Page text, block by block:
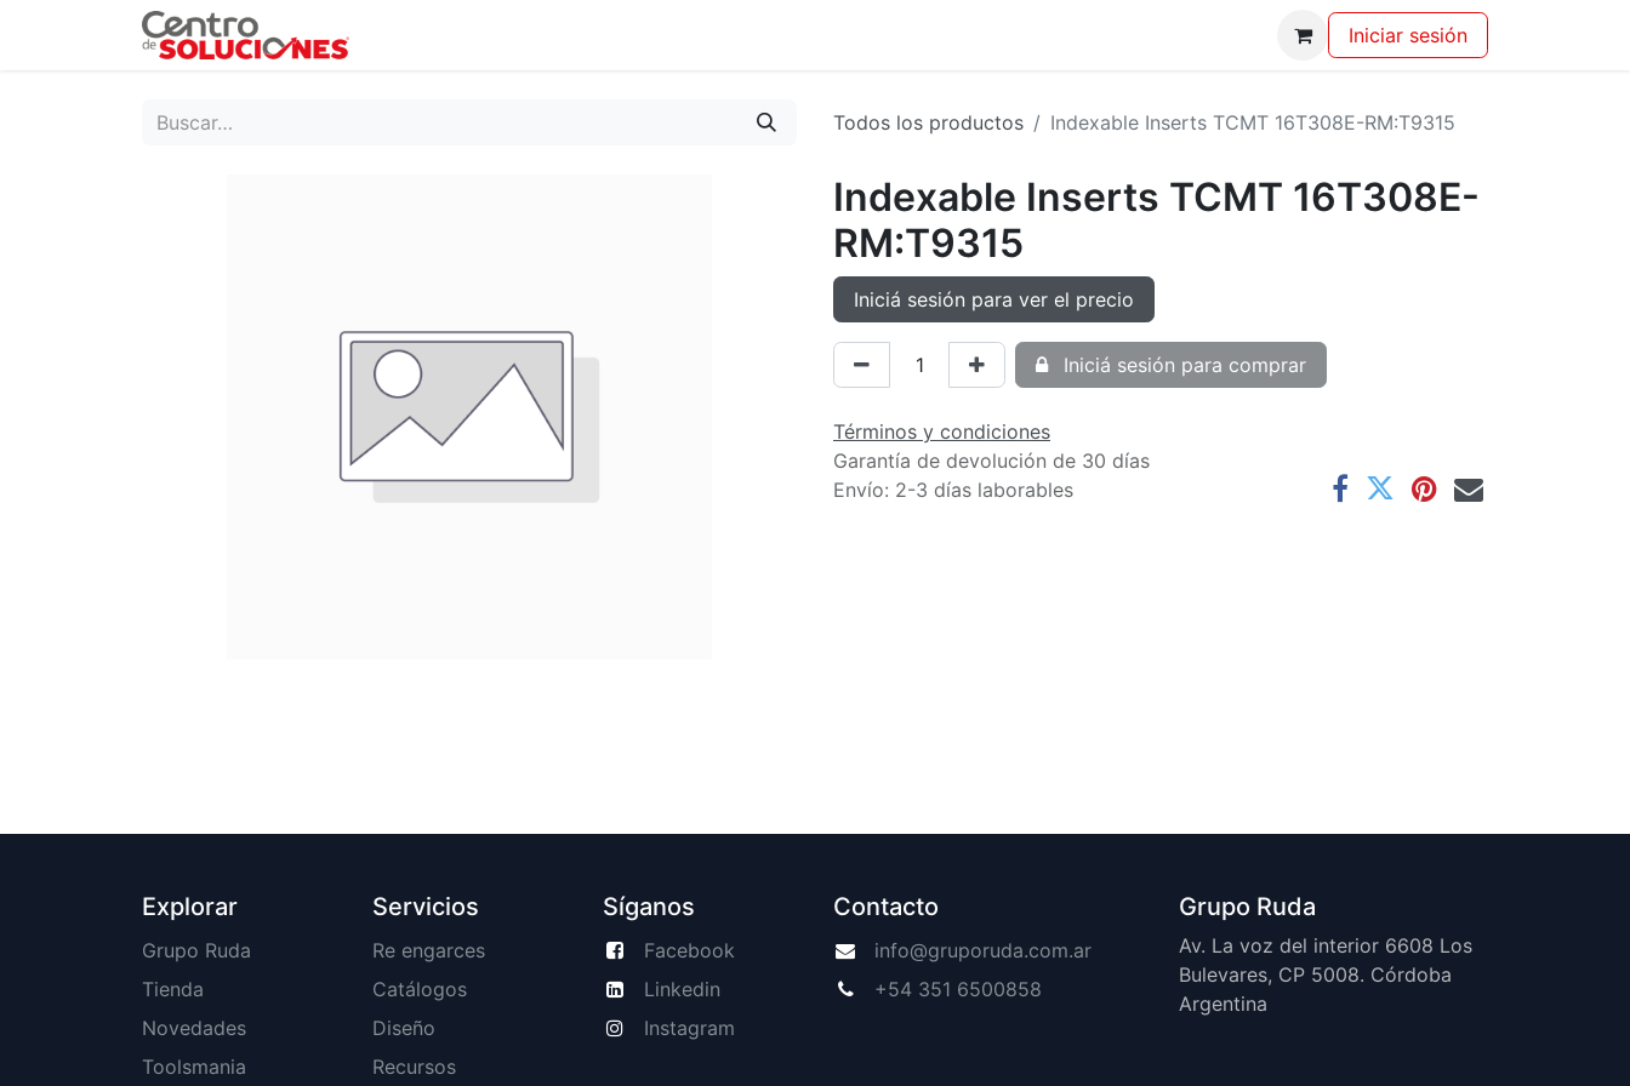
Iniciar sesión
Todos los productos Indexable Inserts TCMT 16T308E-RM:T9315
Indexable Inserts TCMT 16T308E-
RM:T9315
Iniciá sesión para ver el precio
Iniciá sesión para comprar
Términos y condiciones
Garantía de devolución de 30 días
Envío: 2-3 días laborables
Explorar
Grupo Ruda
Tienda
Novedades
Toolsmania
Servicios
Re engarces
Catálogos
Diseño
Recursos
Síganos
Facebook
Linkedin
Instagram
Contacto
info@gruporuda.com.ar
+54 351 6500858
Grupo Ruda
Av. La voz del interior 6608 Los
Bulevares, CP 5008. Córdoba
Argentina